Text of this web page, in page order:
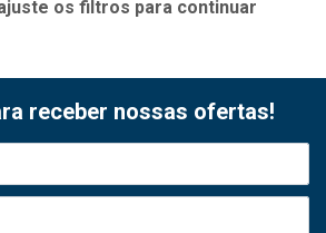
os filtros para continuar
receber nossas ofertas!